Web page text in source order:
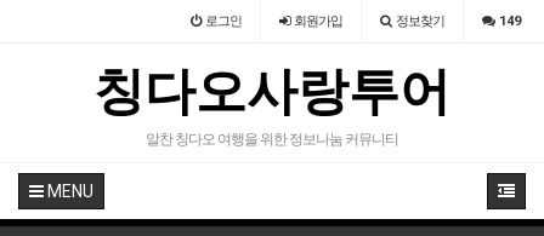
로그인 회원가입 정보찾기 149
칭다오사랑투어
알찬 칭다오 여행을 위한 정보나눔 커뮤니티
MENU